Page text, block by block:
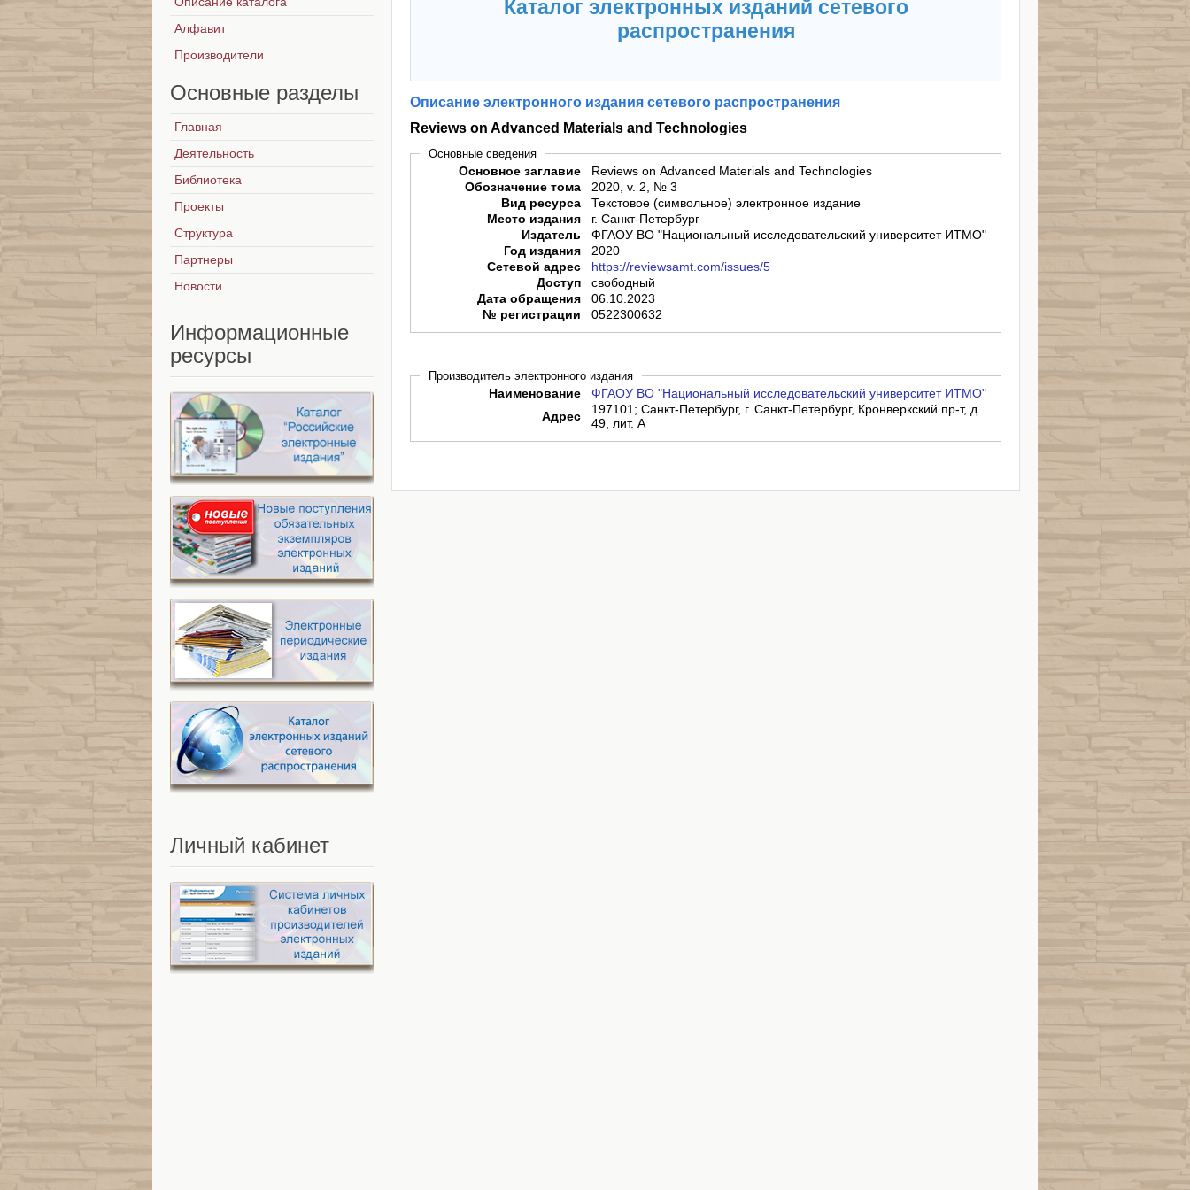
Каталог электронных изданий сетевого
распространения
Описание электронного издания сетевого распространения
Reviews on Advanced Materials and Technologies
Основные сведения
Основное заглавие
Reviews on Advanced Materials and Technologies
Обозначение тома
2020, v. 2, № 3
Вид ресурса
Текстовое (символьное) электронное издание
Место издания
г. Санкт-Петербург
Издатель
ФГАОУ ВО "Национальный исследовательский университет ИТМО"
Год издания
2020
Сетевой адрес
https://reviewsamt.com/issues/5
Доступ
свободный
Дата обращения
06.10.2023
№ регистрации
0522300632
Производитель электронного издания
Наименование
ФГАОУ ВО "Национальный исследовательский университет ИТМО"
Адрес
197101; Санкт-Петербург, г. Санкт-Петербург, Кронверкский пр-т, д.
49, лит. А
Алфавит
Производители
Основные разделы
Главная
Деятельность
Библиотека
Проекты
Структура
Партнеры
Новости
Информационные
ресурсы
Личный кабинет